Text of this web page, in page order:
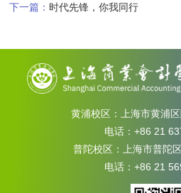
下一篇： 时代先锋，你我同行
黄浦校区：上海市黄浦
电话：+86 21
普陀校区：上海市普陀
电话：+86 21